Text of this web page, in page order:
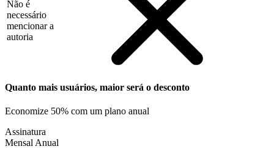
Não é
necessário
mencionar a
autoria
Quanto mais usuários, maior será o desconto
Economize 50% com um plano anual
Assinatura
Mensal Anual